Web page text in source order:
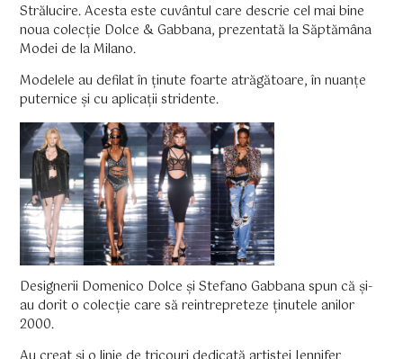
Strălucire. Acesta este cuvântul care descrie cel mai bine
noua colecție Dolce & Gabbana, prezentată la Săptămâna
Modei de la Milano.
Modelele au defilat în ținute foarte atrăgătoare, în nuanțe
puternice și cu aplicații stridente.
Designerii Domenico Dolce și Stefano Gabbana spun că și-
au dorit o colecție care să reintrepreteze ținutele anilor
2000.